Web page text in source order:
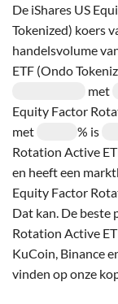
De iShares US
Tokenized) koers
handelsvolume
ETF (Ondo
met
Equity Factor
met
% is
Rotation Active
en heeft een
Equity Factor
Dat kan. De beste
Rotation Active
KuCoin, Binance
vinden op onze